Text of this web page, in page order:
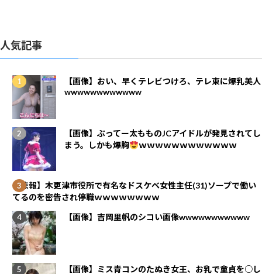
人気記事
【画像】おい、早くテレビつけろ、テレ東に爆乳美人
wwwwwwwwwwww
【画像】ぶってー太もものJCアイドルが発見されてし
まう。しかも爆胸
ｗｗｗｗｗｗｗｗｗｗｗｗ
【悲報】木更津市役所で有名なドスケベ女性主任(31)ソープで働い
てるのを密告され停職ｗｗｗｗｗｗｗｗ
【画像】吉岡里帆のシコい画像wwwwwwwwwww
【画像】ミス青コンのたぬき女王、お乳で童貞を○し